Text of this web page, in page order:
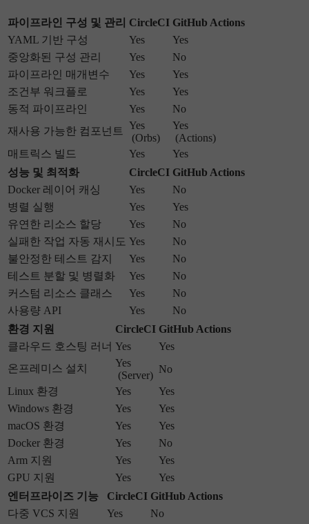
파이프라인 구성 및 관리 CircleCI GitHub Actions
YAML 기반 구성
Yes
Yes
중앙화된 구성 관리
Yes
No
파이프라인 매개변수
Yes
Yes
조건부 워크플로
Yes
Yes
동적 파이프라인
Yes
No
재사용 가능한 컴포넌트
Yes
(Orbs)
Yes
(Actions)
매트릭스 빌드
Yes
Yes
성능 및 최적화
CircleCI GitHub Actions
Docker 레이어 캐싱
Yes
No
병렬 실행
Yes
Yes
유연한 리소스 할당
Yes
No
실패한 작업 자동 재시도 Yes
No
불안정한 테스트 감지
Yes
No
테스트 분할 및 병렬화
Yes
No
커스텀 리소스 클래스
Yes
No
사용량 API
Yes
No
환경 지원
CircleCI GitHub Actions
클라우드 호스팅 러너 Yes
Yes
온프레미스 설치
Yes
(Server)
No
Linux 환경
Yes
Yes
Windows 환경
Yes
Yes
macOS 환경
Yes
Yes
Docker 환경
Yes
No
Arm 지원
Yes
Yes
GPU 지원
Yes
Yes
엔터프라이즈 기능
CircleCI GitHub Actions
다중 VCS 지원
Yes
No